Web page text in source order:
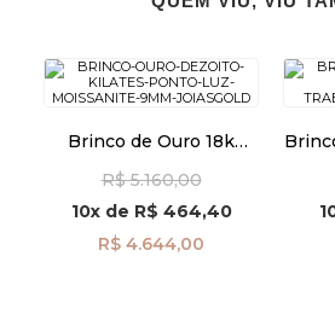
Brinco de Ouro 18k
Moissanite de 9mm
br29008
R$ 5.160,00
10xde R$ 464,40
R$ 4.644,00